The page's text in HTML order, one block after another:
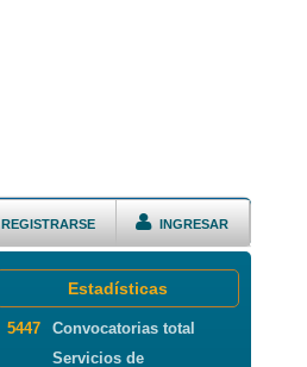
INGRESAR
REGISTRARSE
Estadísticas
5447 Convocatorias total
Servicios de